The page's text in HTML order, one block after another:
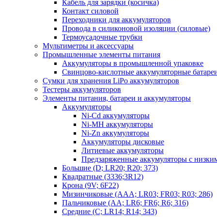
Кабель для зарядки (косичка)
Контакт силовой
Переходники для аккумуляторов
Провода в силиконовой изоляции (силовые)
Термоусадочные трубки
Мультиметры и аксессуары
Промышленные элементы питания
Аккумуляторы в промышленной упаковке
Свинцово-кислотные аккумуляторные
Сумки для хранения LiPo аккумуляторов
Тестеры аккумуляторов
Элементы питания, батареи и аккумуляторы
Аккумуляторы
Ni-Cd аккумуляторы
Ni-MH аккумуляторы
Ni-Zn аккумуляторы
Аккумуляторы дисковые
Литиевые аккумуляторы
Предзаряженные аккумуляторы с
Большие (D; LR20; R20; 373)
Квадратные (3336;3R12)
Крона (9V; 6F22)
Мизинчиковые (AAA; LR03; FR03; R03; 286)
Пальчиковые (AA; LR6; FR6; R6; 316)
Средние (C; LR14; R14; 343)